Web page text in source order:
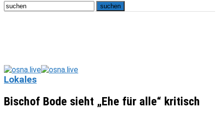
Lokales
Bischof Bode sieht „Ehe für alle“ kritisch